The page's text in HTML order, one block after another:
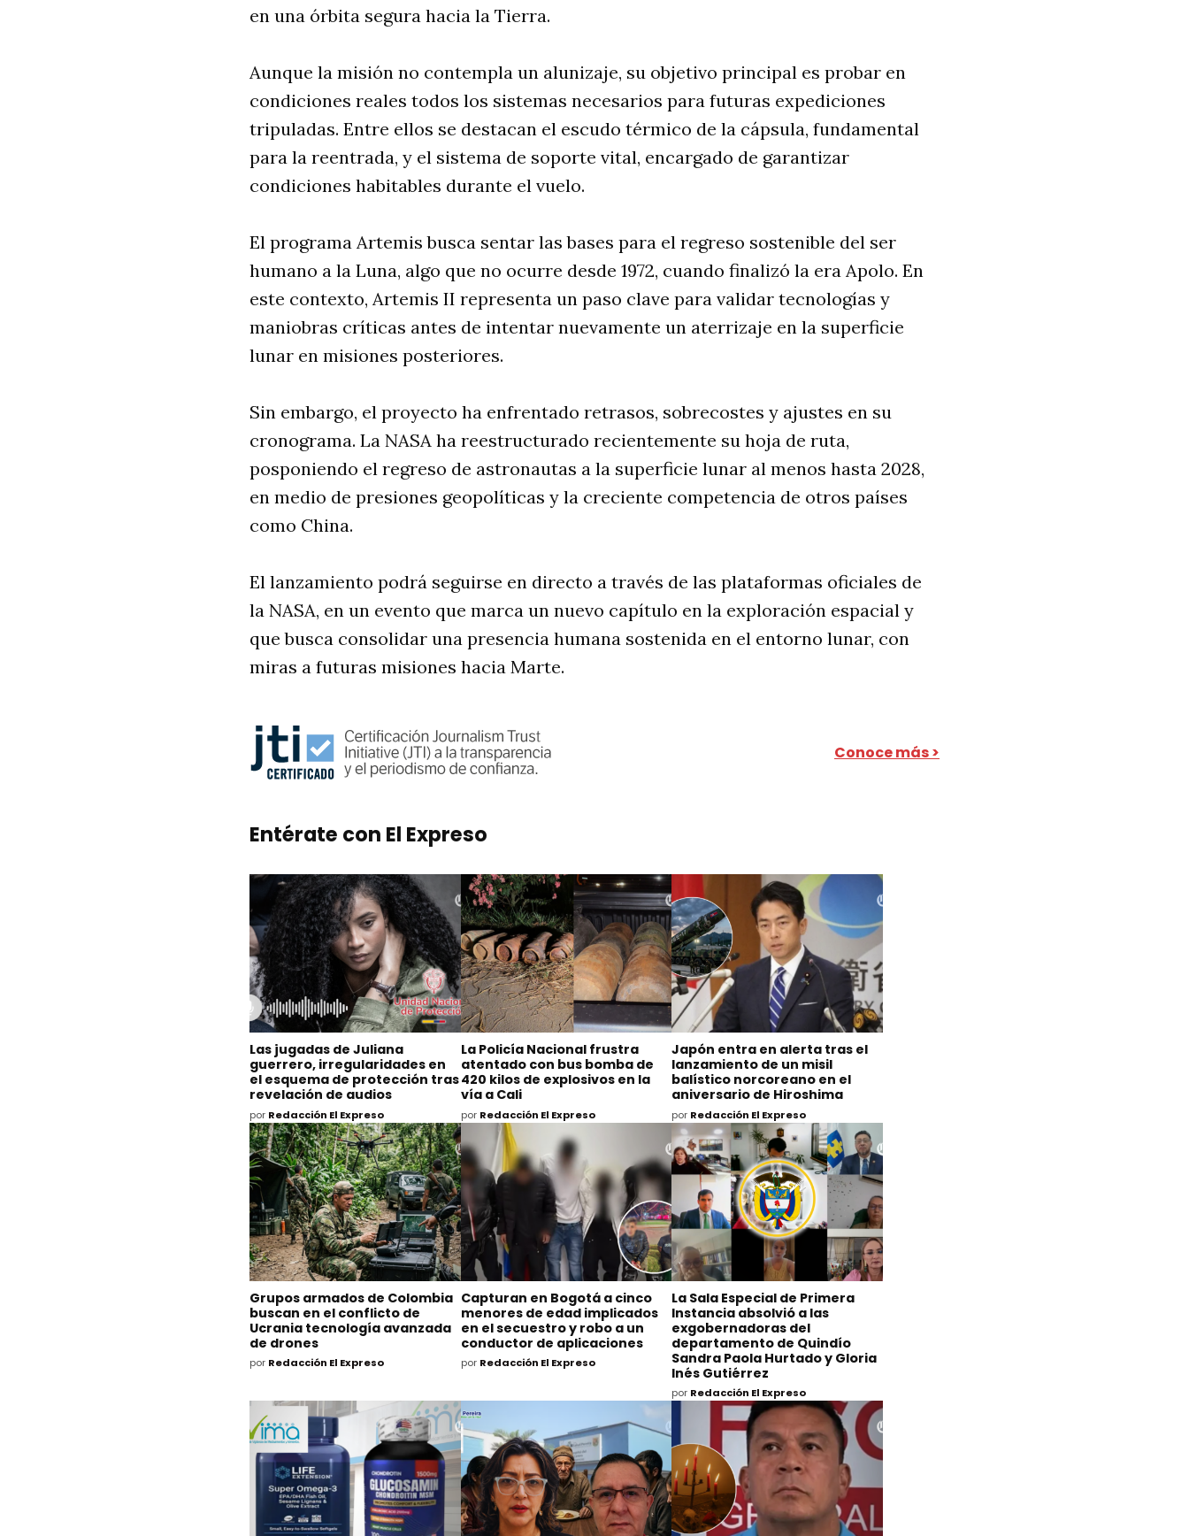
en una órbita segura hacia la Tierra.
Aunque la misión no contempla un alunizaje, su objetivo principal es probar en
condiciones reales todos los sistemas necesarios para futuras expediciones
tripuladas. Entre ellos se destacan el escudo térmico de la cápsula, fundamental
para la reentrada, y el sistema de soporte vital, encargado de garantizar
condiciones habitables durante el vuelo.
El programa Artemis busca sentar las bases para el regreso sostenible del ser
humano a la Luna, algo que no ocurre desde 1972, cuando finalizó la era Apolo. En
este contexto, Artemis II representa un paso clave para validar tecnologías y
maniobras críticas antes de intentar nuevamente un aterrizaje en la superficie
lunar en misiones posteriores.
Sin embargo, el proyecto ha enfrentado retrasos, sobrecostes y ajustes en su
cronograma. La NASA ha reestructurado recientemente su hoja de ruta,
posponiendo el regreso de astronautas a la superficie lunar al menos hasta 2028,
en medio de presiones geopolíticas y la creciente competencia de otros países
como China.
El lanzamiento podrá seguirse en directo a través de las plataformas oficiales de
la NASA, en un evento que marca un nuevo capítulo en la exploración espacial y
que busca consolidar una presencia humana sostenida en el entorno lunar, con
miras a futuras misiones hacia Marte.
Conoce más >
Entérate con El Expreso
Las jugadas de Juliana
guerrero, irregularidades en
el esquema de protección tras
revelación de audios
por Redacción El Expreso
La Policía Nacional frustra
atentado con bus bomba de
420 kilos de explosivos en la
vía a Cali
por Redacción El Expreso
Japón entra en alerta tras el
lanzamiento de un misil
balístico norcoreano en el
aniversario de Hiroshima
por Redacción El Expreso
Grupos armados de Colombia
buscan en el conflicto de
Ucrania tecnología avanzada
de drones
por Redacción El Expreso
Capturan en Bogotá a cinco
menores de edad implicados
en el secuestro y robo a un
conductor de aplicaciones
por Redacción El Expreso
La Sala Especial de Primera
Instancia absolvió a las
exgobernadoras del
departamento de Quindío
Sandra Paola Hurtado y Gloria
Inés Gutiérrez
por Redacción El Expreso